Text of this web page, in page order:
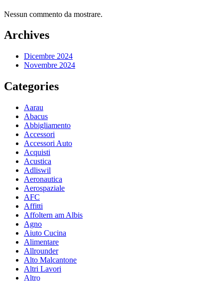
Nessun commento da mostrare.
Archives
Dicembre 2024
Novembre 2024
Categories
Aarau
Abacus
Abbigliamento
Accessori
Accessori Auto
Acquisti
Acustica
Adliswil
Aeronautica
Aerospaziale
AFC
Affitti
Affoltern am Albis
Agno
Aiuto Cucina
Alimentare
Allrounder
Alto Malcantone
Altri Lavori
Altro